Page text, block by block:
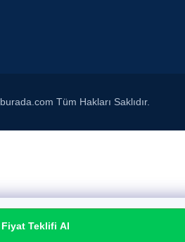
Fiyat Teklifi Al
Tüm Hakları Saklıdır.